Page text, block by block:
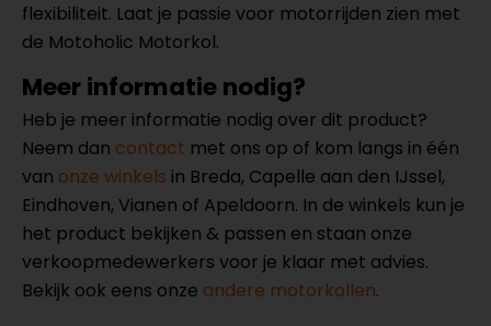
flexibiliteit. Laat je passie voor motorrijden zien met
de Motoholic Motorkol.
Meer informatie nodig?
Heb je meer informatie nodig over dit product?
Neem dan contact met ons op of kom langs in één
van onze winkels in Breda, Capelle aan den IJssel,
Eindhoven, Vianen of Apeldoorn. In de winkels kun je
het product bekijken & passen en staan onze
verkoopmedewerkers voor je klaar met advies.
Bekijk ook eens onze andere motorkollen.